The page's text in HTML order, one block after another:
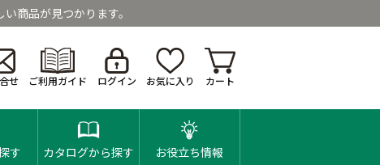
商品が見つかります。
せ ご利用ガイド ログイン お気に入り カート
す カタログから探す お役立ち情報